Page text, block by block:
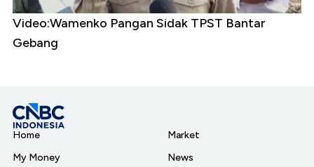
Video:Wamenko Pangan Sidak TPST Bantar
Gebang
Home
My Money
Market
News